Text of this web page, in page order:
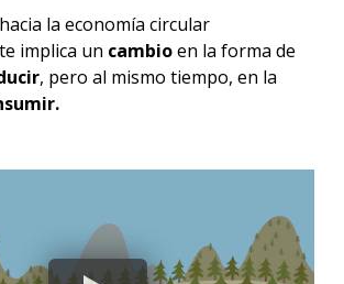
hacia la economía circular
implica un cambioen la forma de
, pero al mismo tiempo, en la